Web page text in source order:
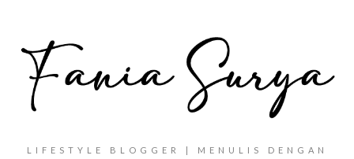
LIFESTYLE BLOGGER | MENULIS DENGAN